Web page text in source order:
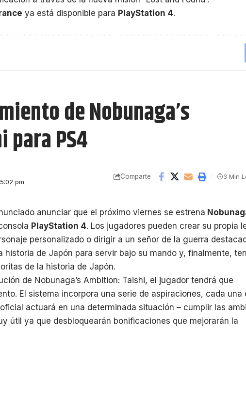
ya está disponible para PlayStation 4.
de Nobunaga’s
PS4
pm
Comparte 3 Min
anunciar que el próximo viernes se estrena
PlayStation 4. Los jugadores pueden crear su propia
personalizado o dirigir a un señor de la guerra
historia de Japón para servir bajo su mando y, finalmente,
de la historia de Japón.
de Nobunaga’s Ambition: Taishi, el jugador tendrá que
El sistema incorpora una serie de aspiraciones, cada una
actuará en una determinada situación – cumplir las
útil ya que desbloquearán bonificaciones que mejorarán la